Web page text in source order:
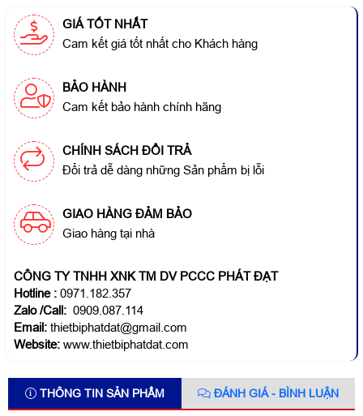
GIÁ TỐT NHẤT
Cam kết giá tốt nhất cho Khách hàng
BẢO HÀNH
Cam kết bảo hành chính hãng
CHÍNH SÁCH ĐỔI TRẢ
Đổi trả dễ dàng những Sản phẩm bị lỗi
GIAO HÀNG ĐẢM BẢO
Giao hàng tại nhà
CÔNG TY TNHH XNK TM DV PCCC PHÁT ĐẠT
Hotline : 0971.182.357
Zalo /Call:0909.087.114
Email:thietbiphatdat@gmail.com
Website:www.thietbiphatdat.com
THÔNG TIN SẢN PHẨM ĐÁNH GIÁ - BÌNH LUẬN